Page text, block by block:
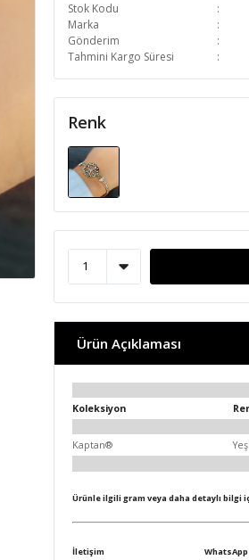
Stok Kodu
Marka
Gönderim
Tahmini Kargo Süresi
Renk
Ürün Açıklaması
Koleksiyon
Kaptan®
Ürünle ilgili gram veya daha detaylı bilgi
İletişim
WhatsApp